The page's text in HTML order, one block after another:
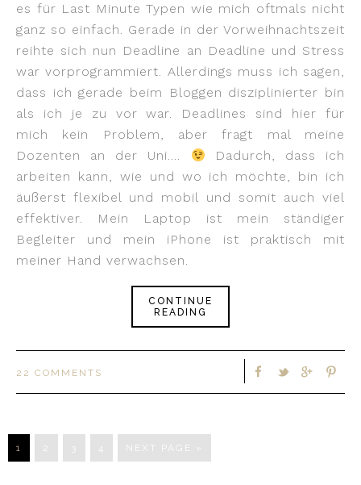
es für Last Minute Typen wie mich oftmals nicht
ganz so einfach. Gerade in der Vorweihnachtszeit
reihte sich nun Deadline an Deadline und Stress
war vorprogrammiert. Allerdings muss ich sagen,
dass ich gerade beim Bloggen disziplinierter bin
als ich je zu vor war. Deadlines sind hier für
mich kein Problem, aber fragt mal meine
Dozenten an der Uni….
Dadurch, dass ich
arbeiten kann, wie und wo ich möchte, bin ich
äußerst flexibel und mobil und somit auch viel
effektiver. Mein Laptop ist mein ständiger
Begleiter und mein iPhone ist praktisch mit
meiner Hand verwachsen.
CONTINUE
READING
22 COMMENTS
1 2 3 4 NEXT PAGE »